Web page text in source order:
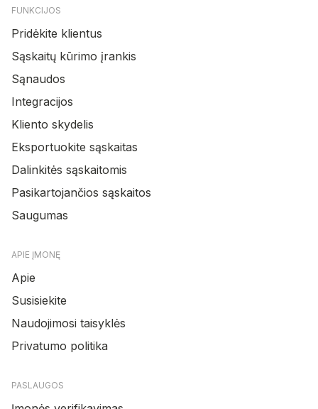
FUNKCIJOS
Pridėkite klientus
Sąskaitų kūrimo įrankis
Sąnaudos
Integracijos
Kliento skydelis
Eksportuokite sąskaitas
Dalinkitės sąskaitomis
Pasikartojančios sąskaitos
Saugumas
APIE ĮMONĘ
Apie
Susisiekite
Naudojimosi taisyklės
Privatumo politika
PASLAUGOS